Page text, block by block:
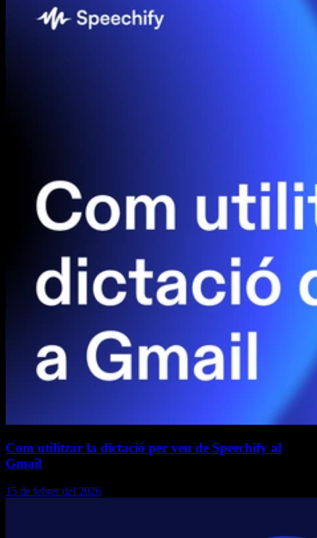
Com utilitzar la dictació per veu de Speechify al
Gmail
15 de febrer del 2026